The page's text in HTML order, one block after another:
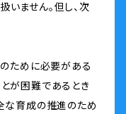
ません。但し、次
のために必要がある
が困難であるとき
な育成の推進のため